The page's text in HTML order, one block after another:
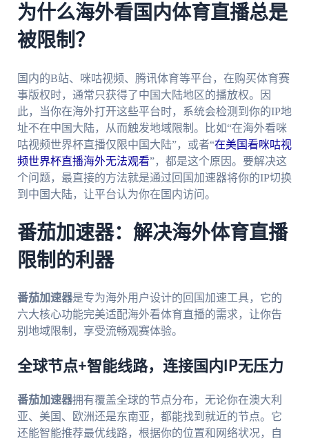
为什么海外看国内体育直播总是
被限制？
国内的B站、咪咕视频、腾讯体育等平台，在购买体育赛
事版权时，通常只获得了中国大陆地区的播放权。因
此，当你在海外打开这些平台时，系统会检测到你的IP地
址不在中国大陆，从而触发地域限制。比如“在海外看咪
咕视频世界杯直播仅限中国大陆”，或者“在美国看咪咕视
频世界杯直播海外无法观看”，都是这个原因。要解决这
个问题，最直接的方法就是通过回国加速器将你的IP切换
到中国大陆，让平台认为你在国内访问。
番茄加速器：解决海外体育直播
限制的利器
番茄加速器是专为海外用户设计的回国加速工具，它的
六大核心功能完美适配海外看体育直播的需求，让你告
别地域限制，享受流畅观赛体验。
全球节点+智能线路，连接国内IP无压力
番茄加速器拥有覆盖全球的节点分布，无论你在澳大利
亚、美国、欧洲还是东南亚，都能找到就近的节点。它
还能智能推荐最优线路，根据你的位置和网络状况，自